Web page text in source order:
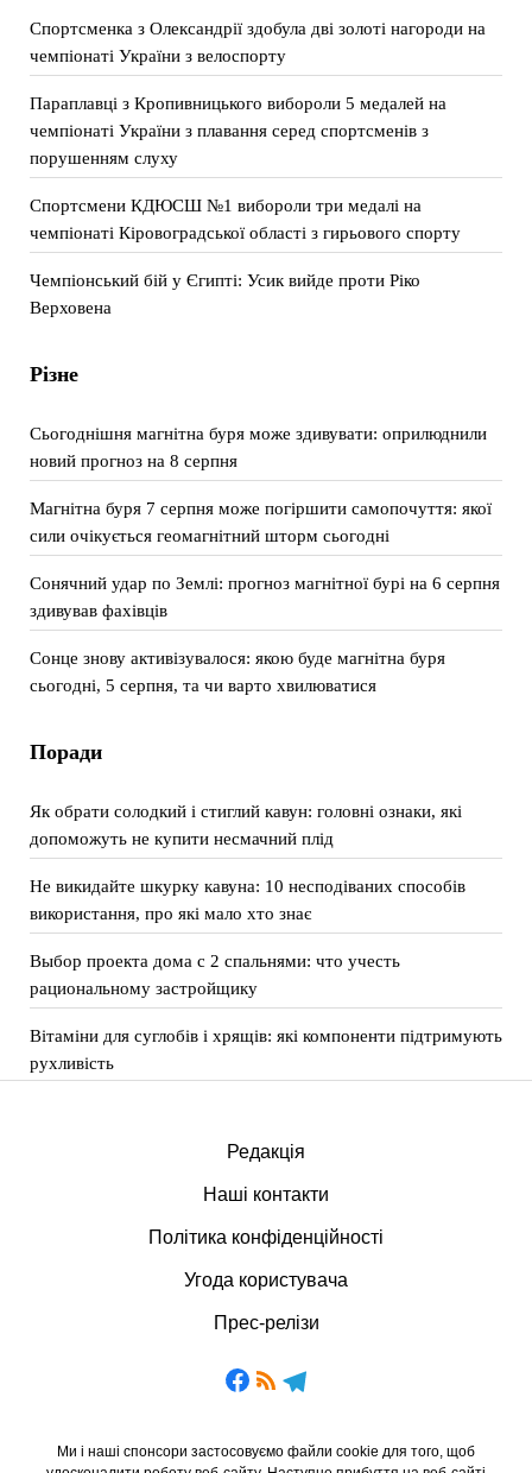
Спортсменка з Олександрії здобула дві золоті нагороди на
чемпіонаті України з велоспорту
Параплавці з Кропивницького вибороли 5 медалей на
чемпіонаті України з плавання серед спортсменів з
порушенням слуху
Спортсмени КДЮСШ №1 вибороли три медалі на
чемпіонаті Кіровоградської області з гирьового спорту
Чемпіонський бій у Єгипті: Усик вийде проти Ріко
Верховена
Різне
Сьогоднішня магнітна буря може здивувати: оприлюднили
новий прогноз на 8 серпня
Магнітна буря 7 серпня може погіршити самопочуття: якої
сили очікується геомагнітний шторм сьогодні
Сонячний удар по Землі: прогноз магнітної бурі на 6 серпня
здивував фахівців
Сонце знову активізувалося: якою буде магнітна буря
сьогодні, 5 серпня, та чи варто хвилюватися
Поради
Як обрати солодкий і стиглий кавун: головні ознаки, які
допоможуть не купити несмачний плід
Не викидайте шкурку кавуна: 10 несподіваних способів
використання, про які мало хто знає
Выбор проекта дома с 2 спальнями: что учесть
рациональному застройщику
Вітаміни для суглобів і хрящів: які компоненти підтримують
рухливість
Редакція
Наші контакти
Політика конфіденційності
Угода користувача
Прес-релізи
Ми і наші спонсори застосовуємо файли cookie для того, щоб